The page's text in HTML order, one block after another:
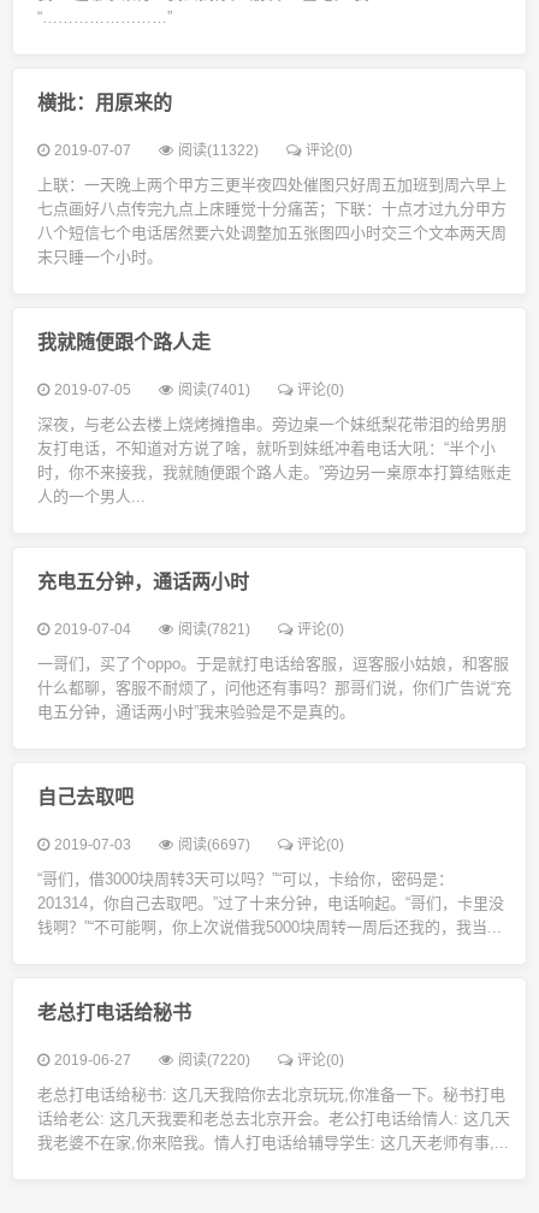
“……………………”
横批：用原来的
2019-07-07 阅读(11322) 评论(0)
上联：一天晚上两个甲方三更半夜四处催图只好周五加班到周六早上
七点画好八点传完九点上床睡觉十分痛苦；下联：十点才过九分甲方
八个短信七个电话居然要六处调整加五张图四小时交三个文本两天周
末只睡一个小时。
我就随便跟个路人走
2019-07-05 阅读(7401) 评论(0)
深夜，与老公去楼上烧烤摊撸串。旁边桌一个妹纸梨花带泪的给男朋
友打电话，不知道对方说了啥，就听到妹纸冲着电话大吼：“半个小
时，你不来接我，我就随便跟个路人走。”旁边另一桌原本打算结账走
人的一个男人...
充电五分钟，通话两小时
2019-07-04 阅读(7821) 评论(0)
一哥们，买了个oppo。于是就打电话给客服，逗客服小姑娘，和客服
什么都聊，客服不耐烦了，问他还有事吗？那哥们说，你们广告说“充
电五分钟，通话两小时”我来验验是不是真的。
自己去取吧
2019-07-03 阅读(6697) 评论(0)
“哥们，借3000块周转3天可以吗？”“可以，卡给你，密码是：
201314，你自己去取吧。”过了十来分钟，电话响起。“哥们，卡里没
钱啊？”“不可能啊，你上次说借我5000块周转一周后还我的，我当...
老总打电话给秘书
2019-06-27 阅读(7220) 评论(0)
老总打电话给秘书: 这几天我陪你去北京玩玩,你准备一下。秘书打电
话给老公: 这几天我要和老总去北京开会。老公打电话给情人: 这几天
我老婆不在家,你来陪我。情人打电话给辅导学生: 这几天老师有事,...